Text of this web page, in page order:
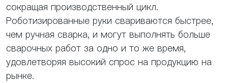
сокращая производственный цикл.
Роботизированные руки свариваются быстрее,
чем ручная сварка, и могут выполнять больше
сварочных работ за одно и то же время,
удовлетворяя высокий спрос на продукцию на
рынке.